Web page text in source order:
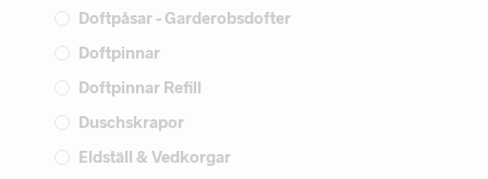
Doftpåsar - Garderobsdofter
Doftpinnar
Doftpinnar Refill
Duschskrapor
Eldställ & Vedkorgar